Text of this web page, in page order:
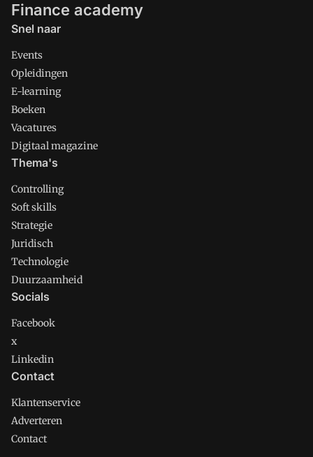
Finance academy
Snel naar
Events
Opleidingen
E-learning
Boeken
Vacatures
Digitaal magazine
Thema's
Controlling
Soft skills
Strategie
Juridisch
Technologie
Duurzaamheid
Socials
Facebook
x
Linkedin
Contact
Klantenservice
Adverteren
Contact